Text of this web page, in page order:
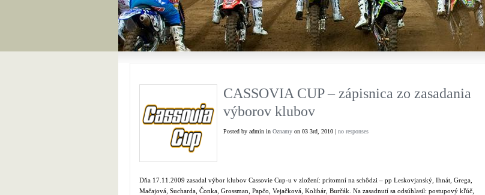
CASSOVIA CUP – zápisnica zo zasadania
výborov klubov
Posted by admin in Oznamy on 03 3rd, 2010 | no responses
Dňa 17.11.2009 zasadal výbor klubov Cassovie Cup-u v zložení: prítomní na schôdzi – pp Leskovjanský, Ihnát, Grega,
Mačajová, Sucharda, Čonka, Grossman, Papčo, Vejačková, Kolibár, Burčák. Na zasadnutí sa odsúhlasil: postupový kľúč,